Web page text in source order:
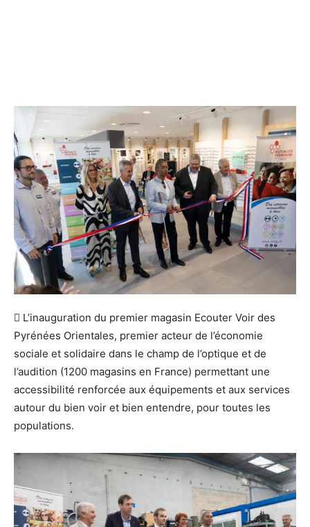
 L’inauguration du premier magasin Ecouter Voir des
Pyrénées Orientales, premier acteur de l’économie
sociale et solidaire dans le champ de l’optique et de
l’audition (1200 magasins en France) permettant une
accessibilité renforcée aux équipements et aux services
autour du bien voir et bien entendre, pour toutes les
populations.